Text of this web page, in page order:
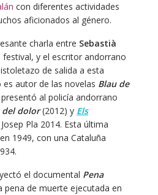
con diferentes actividades
aficionados al género.
charla entre Sebastià
y el escritor andorrano
de salida a esta
es autor de las novelas Blau de
al policía andorrano
del dolor(2012) y Els
Pla 2014. Esta última
1949, con una Cataluña
el documental Pena
pena de muerte ejecutada en